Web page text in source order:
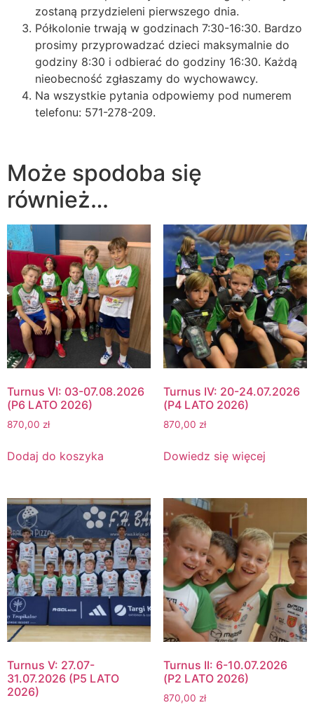
zostaną przydzieleni pierwszego dnia.
Półkolonie trwają w godzinach 7:30-16:30. Bardzo
prosimy przyprowadzać dzieci maksymalnie do
godziny 8:30 i odbierać do godziny 16:30. Każdą
nieobecność zgłaszamy do wychowawcy.
Na wszystkie pytania odpowiemy pod numerem
telefonu: 571-278-209.
Może spodoba się
również…
Turnus VI: 03-07.08.2026
(P6 LATO 2026)
870,00 zł
Dodaj do koszyka
Turnus IV: 20-24.07.2026
(P4 LATO 2026)
870,00 zł
Dowiedz się więcej
Turnus V: 27.07-
31.07.2026 (P5 LATO
2026)
Turnus II: 6-10.07.2026
(P2 LATO 2026)
870,00 zł